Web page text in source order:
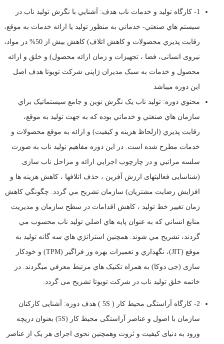
1- کارگاه تولید و خدمات ناب هدف: آشنايي با نگرش توليد ناب در
سيستم هاي صنعتي- خدماتي به منظور توليد يا ارائه خدمات به موقع،
رقابت پذيري محصولات و کاهش اتلاف) کاهش بیش از 50% در مواد،
نیروی انسانی، فضا ، تجهیزات و زمان ارائه محصول) و خلق و ارائه
محصول و خدمات به سبک مدیران ژاپنی شرکت تویوتا هدف اصل
این دوره میباشد
محتوي دوره: توليد ناب يک نگرش نوين و جامع سيستماتيک براي
سازمان هاي صنعتي و خدماتي بوده که به جهت توليد به موقع،
رقابت پذيري (ازلحاظ هزينه و کيفيت) و ارائه به موقع محصولات و
خدمات مطرح شده است. در اين دوره مفاهيم توليد ناب به صورت
سلسه مراتبي و در چارچوب اجرايي ارائه و مراحل ناب سازی
(شناسایی فعالیتهای ارزش آفرین ، حذف اتلافها ، کاهش هزینه ها و
افزایش رضایت مشتریان) سازمان تشريح مي گردد. چگونگي کاهش
زمان تغییر خط تولید ، کاهش اقدامات در سطح سازمان و مديريت
منابع انساني که به عنوان پايه هاي اصلي توليد ناب محسوب مي
گردند، تشريح مي شوند. همچنين استراتژي هاي سه گانه توليد به
موقع (JIT)، نگهداري و تعميرات بهره ور فراگير (TPM) و خودکار
سازی (جی دوکا) به همراه تکنيک هاي مرتبط معرفي ميگردند. در
خاتمه خلق تولید ناب در شرکت تویوتا تشریح می گردد.
2- کارگاه آراستگی محیط کار ( 5S ) هدف دوره: آشنایی کارکنان
سازمان با اصول و عناصر آراستگی محیط کار (5S) بعنوان دریچه
ورود به دنیای کیفیت و ثروت وهمچنین نحوی اجرای هر یک از عناصر